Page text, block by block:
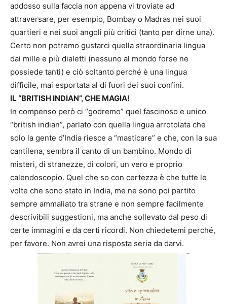
addosso sulla faccia non appena vi troviate ad
attraversare, per esempio, Bombay o Madras nei suoi
quartieri e nei suoi angoli più critici (tanto per dirne una).
Certo non potremo gustarci quella straordinaria lingua
dai mille e più dialetti (nessuno al mondo forse ne
possiede tanti) e ciò soltanto perché è una lingua
difficile, mai esportata al di fuori dei suoi confini.
IL “BRITISH INDIAN”, CHE MAGIA!
In compenso però ci “godremo” quel fascinoso e unico
“british indian”, parlato con quella lingua arrotolata che
solo la gente d’India riesce a “masticare” e che, con la sua
cantilena, sembra il canto di un bambino. Mondo di
misteri, di stranezze, di colori, un vero e proprio
calendoscopio. Quel che so con certezza è che tutte le
volte che sono stato in India, me ne sono poi partito
sempre ammaliato tra strane e non sempre facilmente
descrivibili suggestioni, ma anche sollevato dal peso di
certe immagini e da certi ricordi. Non chiedetemi perché,
per favore. Non avrei una risposta seria da darvi.